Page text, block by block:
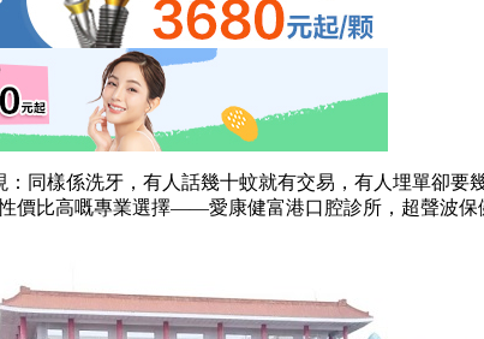
樣係洗牙，有人話幾十蚊就有交易，有人埋單卻要
價比高嘅專業選擇——愛康健富港口腔診所，超聲波保